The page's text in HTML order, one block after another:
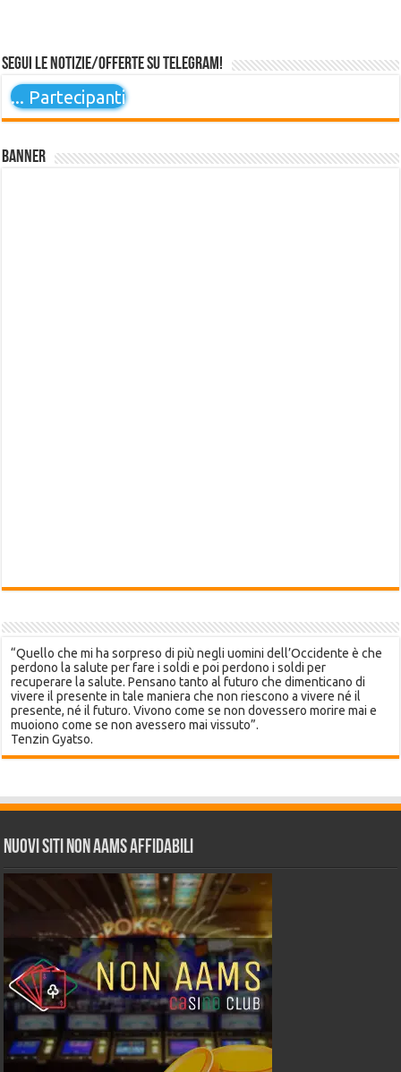
Segui le notizie/offerte su Telegram!
... Partecipanti
Banner
“Quello che mi ha sorpreso di più negli uomini dell’Occidente è che
perdono la salute per fare i soldi e poi perdono i soldi per
recuperare la salute. Pensano tanto al futuro che dimenticano di
vivere il presente in tale maniera che non riescono a vivere né il
presente, né il futuro. Vivono come se non dovessero morire mai e
muoiono come se non avessero mai vissuto”.
Tenzin Gyatso.
Nuovi siti non AAMS affidabili